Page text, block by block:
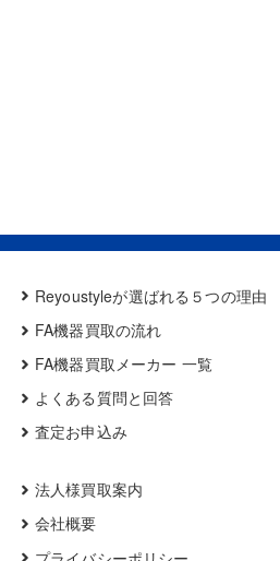
Reyoustyleが選ばれる５つの理由
FA機器買取の流れ
FA機器買取メーカー 一覧
よくある質問と回答
査定お申込み
法人様買取案内
会社概要